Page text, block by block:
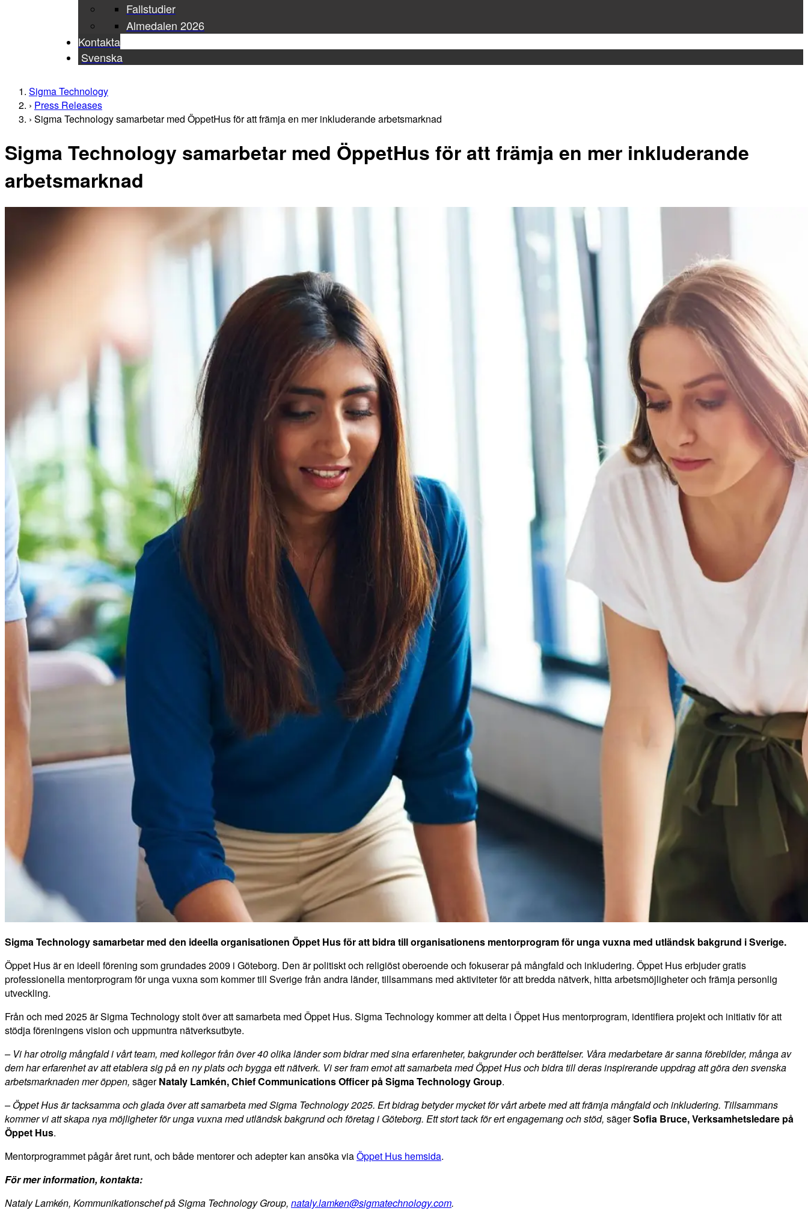
Fallstudier
Almedalen 2026
Kontakta
Svenska
Sigma Technology
Press Releases
Sigma Technology samarbetar med ÖppetHus för att främja en mer inkluderande arbetsmarknad
Sigma Technology samarbetar med ÖppetHus för att främja en mer inkluderande
arbetsmarknad
Sigma Technology samarbetar med den ideella organisationen Öppet Hus för att bidra till organisationens mentorprogram för unga vuxna med utländsk bakgrund i Sverige.
Öppet Hus är en ideell förening som grundades 2009 i Göteborg. Den är politiskt och religiöst oberoende och fokuserar på mångfald och inkludering. Öppet Hus erbjuder gratis
professionella mentorprogram för unga vuxna som kommer till Sverige från andra länder, tillsammans med aktiviteter för att bredda nätverk, hitta arbetsmöjligheter och främja personlig
utveckling.
Från och med 2025 är Sigma Technology stolt över att samarbeta med Öppet Hus. Sigma Technology kommer att delta i Öppet Hus mentorprogram, identifiera projekt och initiativ för att
stödja föreningens vision och uppmuntra nätverksutbyte.
– Vi har otrolig mångfald i vårt team, med kollegor från över 40 olika länder som bidrar med sina erfarenheter, bakgrunder och berättelser. Våra medarbetare är sanna förebilder, många av
dem har erfarenhet av att etablera sig på en ny plats och bygga ett nätverk. Vi ser fram emot att samarbeta med Öppet Hus och bidra till deras inspirerande uppdrag att göra den svenska
arbetsmarknaden mer öppen, sägerNataly Lamkén, Chief Communications Officer på Sigma Technology Group.
– Öppet Hus är tacksamma och glada över att samarbeta med Sigma Technology 2025. Ert bidrag betyder mycket för vårt arbete med att främja mångfald och inkludering. Tillsammans
kommer vi att skapa nya möjligheter för unga vuxna med utländsk bakgrund och företag i Göteborg. Ett stort tack för ert engagemang och stöd, sägerSofia Bruce, Verksamhetsledare på
Öppet Hus.
Mentorprogrammet pågår året runt, och både mentorer och adepter kan ansöka viaÖppet Hus hemsida.
För mer information, kontakta:
Nataly Lamkén, Kommunikationschef på Sigma Technology Group, nataly.lamken@sigmatechnology.com.